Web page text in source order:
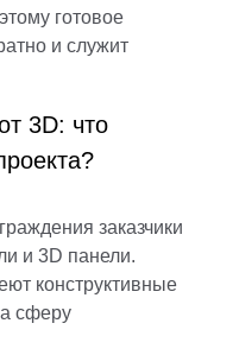
готовое
и служит
3D: что
заказчики
и 3D панели.
конструктивные
сферу